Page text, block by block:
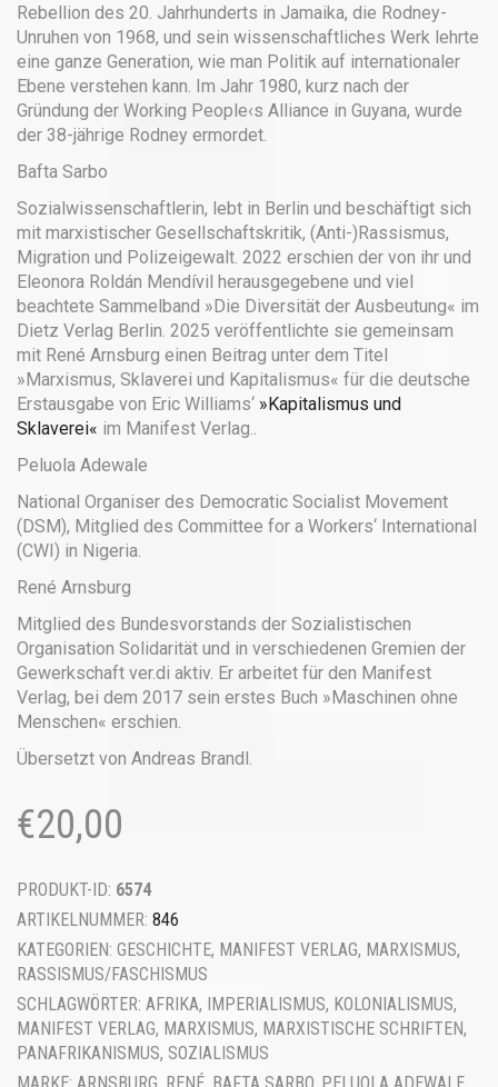
Rebellion des 20. Jahrhunderts in Jamaika, die Rodney-
Unruhen von 1968, und sein wissenschaftliches Werk lehrte
eine ganze Generation, wie man Politik auf internationaler
Ebene verstehen kann. Im Jahr 1980, kurz nach der
Gründung der Working People‹s Alliance in Guyana, wurde
der 38-jährige Rodney ermordet.
Bafta Sarbo
Sozialwissenschaftlerin, lebt in Berlin und beschäftigt sich
mit marxistischer Gesellschaftskritik, (Anti-)Rassismus,
Migration und Polizeigewalt. 2022 erschien der von ihr und
Eleonora Roldán Mendívil herausgegebene und viel
beachtete Sammelband »Die Diversität der Ausbeutung« im
Dietz Verlag Berlin. 2025 veröffentlichte sie gemeinsam
mit René Arnsburg einen Beitrag unter dem Titel
»Marxismus, Sklaverei und Kapitalismus« für die deutsche
Erstausgabe von Eric Williams‘ »Kapitalismus und
Sklaverei« im Manifest Verlag..
Peluola Adewale
National Organiser des Democratic Socialist Movement
(DSM), Mitglied des Committee for a Workers‘ International
(CWI) in Nigeria.
René Arnsburg
Mitglied des Bundesvorstands der Sozialistischen
Organisation Solidarität und in verschiedenen Gremien der
Gewerkschaft ver.di aktiv. Er arbeitet für den Manifest
Verlag, bei dem 2017 sein erstes Buch »Maschinen ohne
Menschen« erschien.
Übersetzt von Andreas Brandl.
€20,00
PRODUKT-ID: 6574
ARTIKELNUMMER: 846
KATEGORIEN: GESCHICHTE, MANIFEST VERLAG, MARXISMUS,
RASSISMUS/FASCHISMUS
SCHLAGWÖRTER: AFRIKA, IMPERIALISMUS, KOLONIALISMUS,
MANIFEST VERLAG, MARXISMUS, MARXISTISCHE SCHRIFTEN,
PANAFRIKANISMUS, SOZIALISMUS